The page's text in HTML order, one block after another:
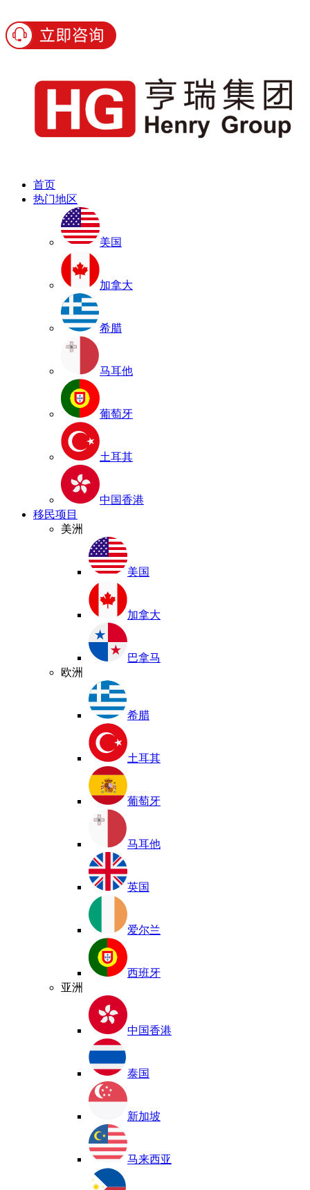
首页
热门地区
美国
加拿大
希腊
马耳他
葡萄牙
土耳其
中国香港
移民项目
美洲
美国
加拿大
巴拿马
欧洲
希腊
土耳其
葡萄牙
马耳他
英国
爱尔兰
西班牙
亚洲
中国香港
泰国
新加坡
马来西亚